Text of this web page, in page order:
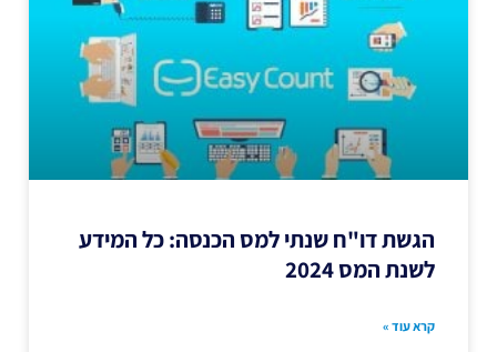
הגשת דו"ח שנתי למס הכנסה: כל המידע
לשנת המס 2024
קרא עוד »